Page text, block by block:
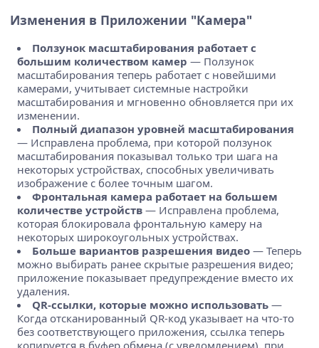
Изменения в Приложении "Камера"
Ползунок масштабирования работает с
большим количеством камер — Ползунок
масштабирования теперь работает с новейшими
камерами, учитывает системные настройки
масштабирования и мгновенно обновляется при их
изменении.
Полный диапазон уровней масштабирования
— Исправлена проблема, при которой ползунок
масштабирования показывал только три шага на
некоторых устройствах, способных увеличивать
изображение с более точным шагом.
Фронтальная камера работает на большем
количестве устройств — Исправлена проблема,
которая блокировала фронтальную камеру на
некоторых широкоугольных устройствах.
Больше вариантов разрешения видео — Теперь
можно выбирать ранее скрытые разрешения видео;
приложение показывает предупреждение вместо их
удаления.
QR-ссылки, которые можно использовать —
Когда отсканированный QR-код указывает на что-то
без соответствующего приложения, ссылка теперь
копируется в буфер обмена (с уведомлением), при